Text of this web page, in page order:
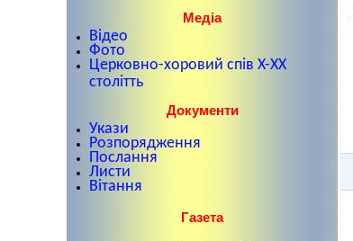
Медіа
Відео
Фото
Церковно-хоровий спів X-XX
столітть
Документи
Укази
Розпорядження
Послання
Листи
Вітання
Газета